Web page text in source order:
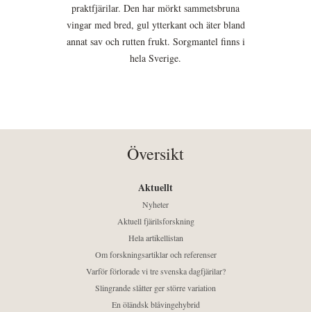
praktfjärilar. Den har mörkt sammetsbruna
vingar med bred, gul ytterkant och äter bland
annat sav och rutten frukt. Sorgmantel finns i
hela Sverige.
Översikt
Aktuellt
Nyheter
Aktuell fjärilsforskning
Hela artikellistan
Om forskningsartiklar och referenser
Varför förlorade vi tre svenska dagfjärilar?
Slingrande slåtter ger större variation
En öländsk blåvingehybrid